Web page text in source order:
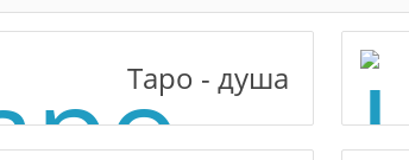
Таро - душа